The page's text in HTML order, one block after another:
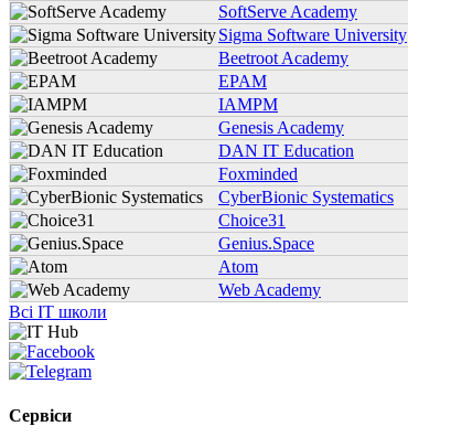
SoftServe Academy
Sigma Software University
Beetroot Academy
EPAM
IAMPM
Genesis Academy
DAN IT Education
Foxminded
CyberBionic Systematics
Choice31
Genius.Space
Atom
Web Academy
Всі IT школи
Сервіси